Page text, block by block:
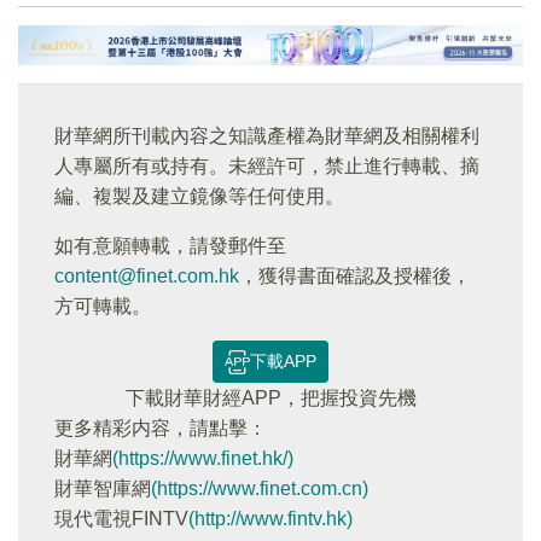
財華網所刊載內容之知識產權為財華網及相關權利
人專屬所有或持有。未經許可，禁止進行轉載、摘
編、複製及建立鏡像等任何使用。
如有意願轉載，請發郵件至
content@finet.com.hk ，獲得書面確認及授權後，
方可轉載。
下載APP
下載財華財經APP，把握投資先機
更多精彩内容，請點擊：
財華網(https://www.finet.hk/)
財華智庫網(https://www.finet.com.cn)
現代電視FINTV(http://www.fintv.hk)